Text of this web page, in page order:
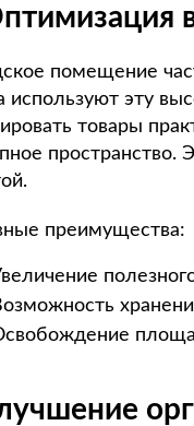
помещение
используют эту
товары
пространство.
преимущества: